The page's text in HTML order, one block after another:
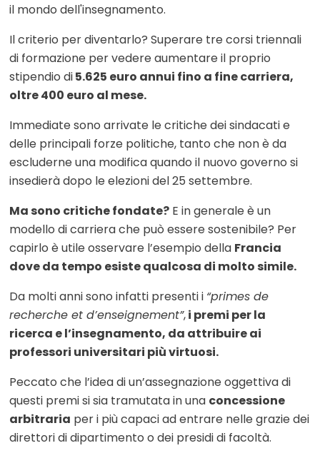
il mondo dell'insegnamento.
Il criterio per diventarlo? Superare tre corsi triennali
di formazione per vedere aumentare il proprio
stipendio di5.625 euro annui fino a fine carriera,
oltre 400 euro al mese.
Immediate sono arrivate le critiche dei sindacati e
delle principali forze politiche, tanto che non è da
escluderne una modifica quando il nuovo governo si
insedierà dopo le elezioni del 25 settembre.
Ma sono critiche fondate? E in generale è un
modello di carriera che può essere sostenibile? Per
capirlo è utile osservare l’esempio della Francia
dove da tempo esiste qualcosa di molto simile.
Da molti anni sono infatti presenti i “primes de
recherche et d’enseignement”,i premi per la
ricerca e l’insegnamento, da attribuire ai
professori universitari più virtuosi.
Peccato che l’idea di un’assegnazione oggettiva di
questi premi si sia tramutata in una concessione
arbitraria per i più capaci ad entrare nelle grazie dei
direttori di dipartimento o dei presidi di facoltà.